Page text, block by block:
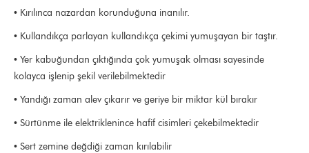
• Kırılınca nazardan korunduğuna inanılır.
• Kullandıkça parlayan kullandıkça çekimi yumuşayan bir taştır.
• Yer kabuğundan çıktığında çok yumuşak olması sayesinde
kolayca işlenip şekil verilebilmektedir
• Yandığı zaman alev çıkarır ve geriye bir miktar kül bırakır
• Sürtünme ile elektriklenince hafif cisimleri çekebilmektedir
• Sert zemine değdiği zaman kırılabilir